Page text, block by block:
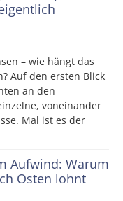
– wie hängt das
Auf den ersten Blick
an den
voneinander
Mal ist es der
Aufwind: Warum
Osten lohnt